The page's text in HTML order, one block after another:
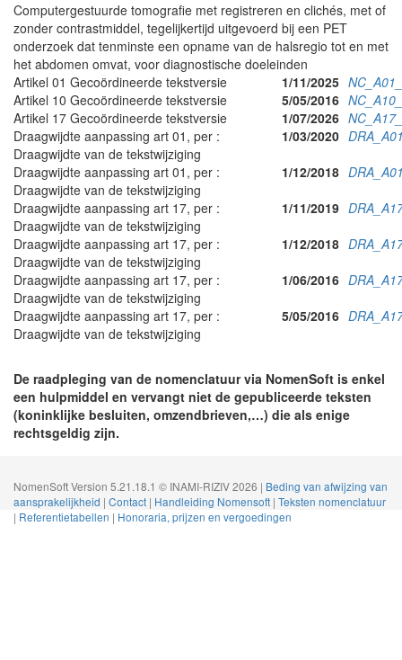
Computergestuurde tomografie met registreren en clichés, met of
zonder contrastmiddel, tegelijkertijd uitgevoerd bij een PET
onderzoek dat tenminste een opname van de halsregio tot en met
het abdomen omvat, voor diagnostische doeleinden
Artikel 01 Gecoördineerde tekstversie
1/11/2025
Artikel 10 Gecoördineerde tekstversie
5/05/2016
Artikel 17 Gecoördineerde tekstversie
1/07/2026
Draagwijdte aanpassing art 01, per :
Draagwijdte van de tekstwijziging
1/03/2020
Draagwijdte aanpassing art 01, per :
Draagwijdte van de tekstwijziging
1/12/2018
Draagwijdte aanpassing art 17, per :
Draagwijdte van de tekstwijziging
1/11/2019
Draagwijdte aanpassing art 17, per :
Draagwijdte van de tekstwijziging
1/12/2018
Draagwijdte aanpassing art 17, per :
Draagwijdte van de tekstwijziging
1/06/2016
Draagwijdte aanpassing art 17, per :
Draagwijdte van de tekstwijziging
5/05/2016
De raadpleging van de nomenclatuur via NomenSoft is enkel
een hulpmiddel en vervangt niet de gepubliceerde teksten
(koninklijke besluiten, omzendbrieven,…) die als enige
rechtsgeldig zijn.
NomenSoft Version 5.21.18.1 © INAMI-RIZIV 2026 | Beding van afwijzing van
aansprakelijkheid | Contact | Handleiding Nomensoft | Teksten nomenclatuur
| Referentietabellen | Honoraria, prijzen en vergoedingen